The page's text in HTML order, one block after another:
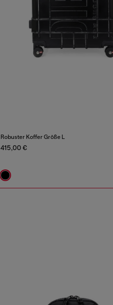
Robuster Koffer Größe L
415,00 €